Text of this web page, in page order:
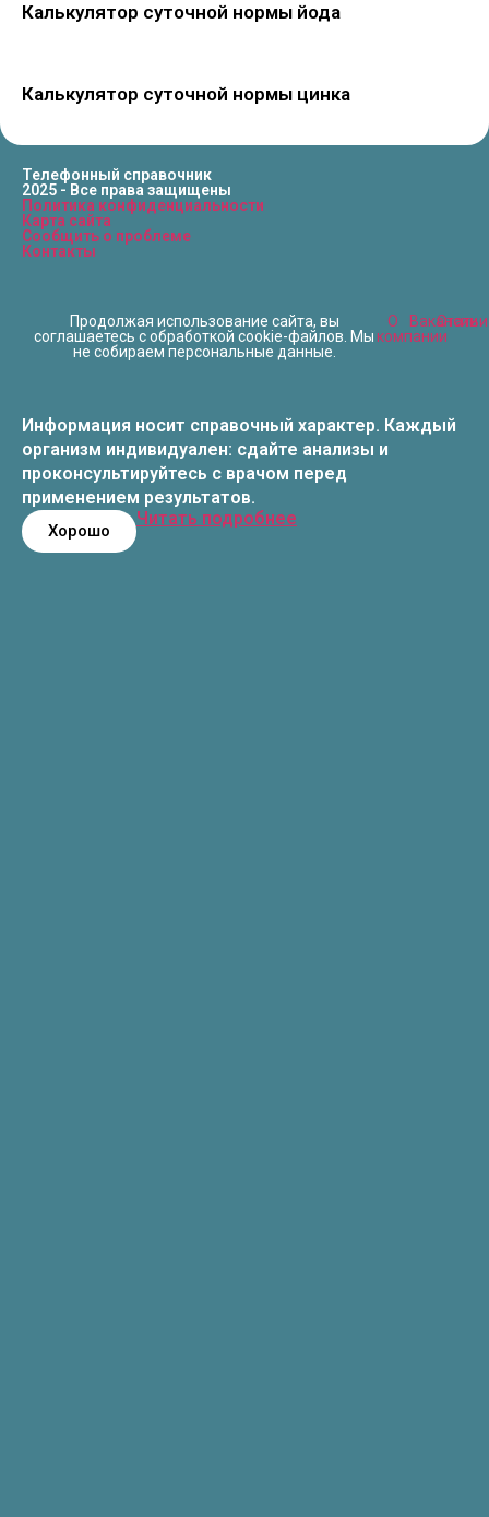
Калькулятор суточной нормы йода
Калькулятор суточной нормы цинка
Телефонный справочник
2025 - Все права защищены
Политика конфиденциальности
Карта сайта
Сообщить о проблеме
Контакты
Продолжая использование сайта, вы
соглашаетесь с обработкой cookie-файлов. Мы
не собираем персональные данные.
О
компании
Вакансии
Статьи
Информация носит справочный характер. Каждый
организм индивидуален: сдайте анализы и
проконсультируйтесь с врачом перед
применением результатов.
Хорошо
Читать подробнее